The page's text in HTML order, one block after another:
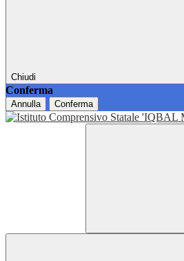
Chiudi
Conferma
Annulla Conferma